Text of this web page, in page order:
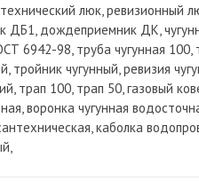
люк, ревизионный
дождеприемник ДК,
6942-98, труба чугунная
тройник чугунный, ревизия
трап 100, трап 50, газовый
воронка чугунная
каболка